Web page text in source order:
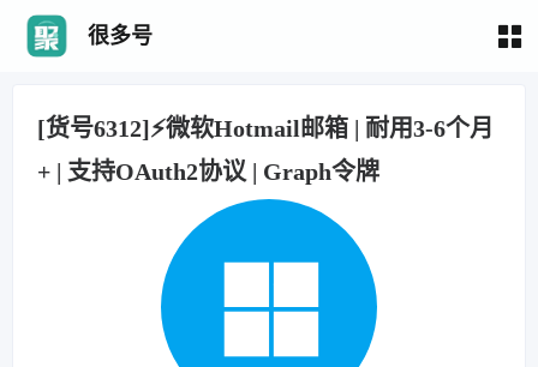
很多号
[货号6312]⚡微软Hotmail邮箱 | 耐用3-6个月
+ | 支持OAuth2协议 | Graph令牌